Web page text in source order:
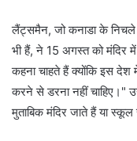
लैंट्समैन, जो कनाडा के निचले
भी हैं, ने 15 अगस्त को मंदिर
कहना चाहते हैं क्योंकि इस देश
करने से डरना नहीं चाहिए।"
मुताबिक मंदिर जाते हैं या